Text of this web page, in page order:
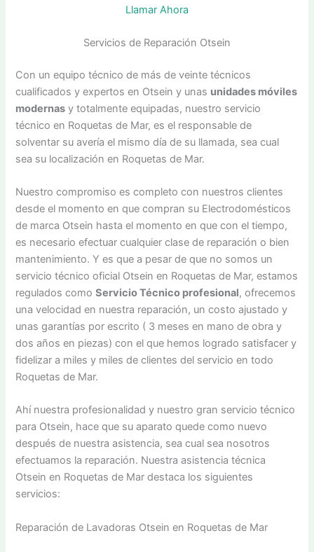
Llamar Ahora
Servicios de Reparación Otsein
Con un equipo técnico de más de veinte técnicos
cualificados y expertos en Otsein y unas unidades móviles
modernas y totalmente equipadas, nuestro servicio
técnico en Roquetas de Mar, es el responsable de
solventar su avería el mismo día de su llamada, sea cual
sea su localización en Roquetas de Mar.
Nuestro compromiso es completo con nuestros clientes
desde el momento en que compran su Electrodomésticos
de marca Otsein hasta el momento en que con el tiempo,
es necesario efectuar cualquier clase de reparación o bien
mantenimiento. Y es que a pesar de que no somos un
servicio técnico oficial Otsein en Roquetas de Mar, estamos
regulados comoServicio Técnico profesional, ofrecemos
una velocidad en nuestra reparación, un costo ajustado y
unas garantías por escrito ( 3 meses en mano de obra y
dos años en piezas) con el que hemos logrado satisfacer y
fidelizar a miles y miles de clientes del servicio en todo
Roquetas de Mar.
Ahí nuestra profesionalidad y nuestro gran servicio técnico
para Otsein, hace que su aparato quede como nuevo
después de nuestra asistencia, sea cual sea nosotros
efectuamos la reparación. Nuestra asistencia técnica
Otsein en Roquetas de Mar destaca los siguientes
servicios:
Reparación de Lavadoras Otsein en Roquetas de Mar